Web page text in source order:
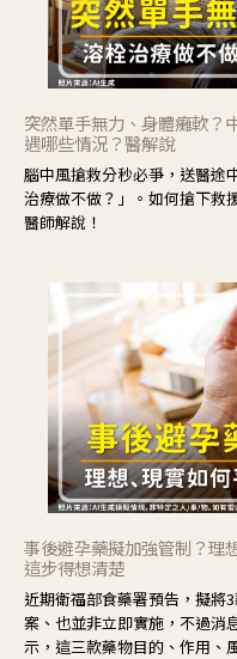
突然單手無力、身體癱軟？
遇哪些情況？醫解說
腦中風搶救分秒必爭，送醫途
治療做不做？」。如何搶下救
醫師解說！
事後避孕藥擬加強管制？理
這步得想清楚
近期衛福部食藥署預告，擬將
案、也並非立即實施，不過消
示，這三款藥物目的、作用、